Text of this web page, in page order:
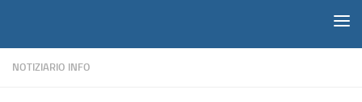
NOTIZIARIO INFO